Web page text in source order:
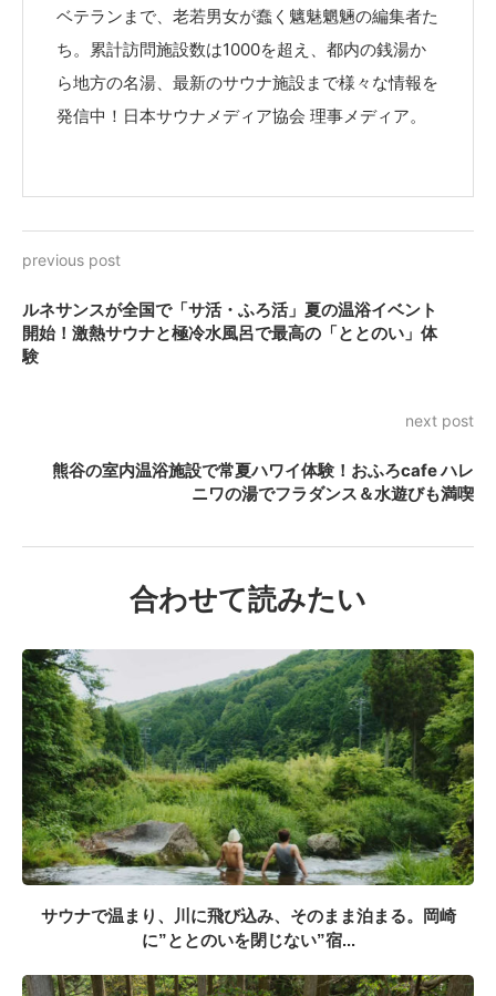
ベテランまで、老若男女が蠢く魑魅魍魎の編集者た
ち。累計訪問施設数は1000を超え、都内の銭湯か
ら地方の名湯、最新のサウナ施設まで様々な情報を
発信中！日本サウナメディア協会 理事メディア。
previous post
ルネサンスが全国で「サ活・ふろ活」夏の温浴イベント
開始！激熱サウナと極冷水風呂で最高の「ととのい」体
験
next post
熊谷の室内温浴施設で常夏ハワイ体験！おふろcafe ハレ
ニワの湯でフラダンス＆水遊びも満喫
合わせて読みたい
サウナで温まり、川に飛び込み、そのまま泊まる。岡崎
に”ととのいを閉じない”宿...